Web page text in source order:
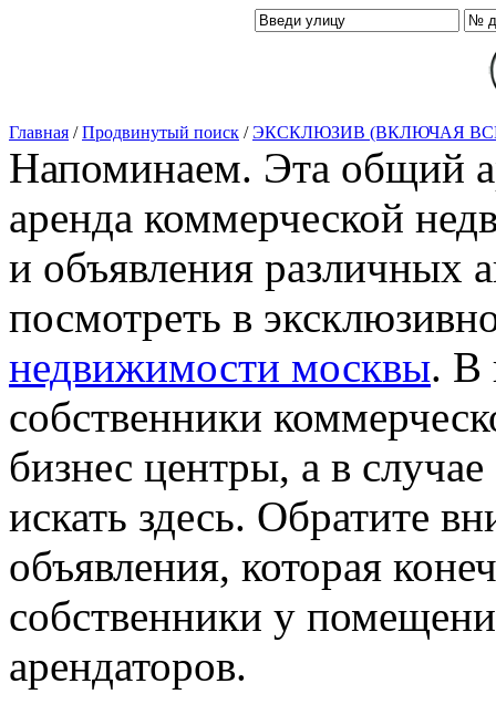
Главная /Продвинутый поиск /ЭКСКЛЮЗИВ (ВКЛЮЧАЯ
Напоминаем. Эта общий
аренда коммерческой
и объявления различных
посмотреть в
недвижимости москвы. В
собственники
бизнес центры, а в случае
искать здесь. Обратите
объявления, которая
собственники у
арендаторов.